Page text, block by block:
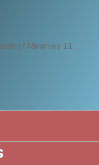
Minimes 11